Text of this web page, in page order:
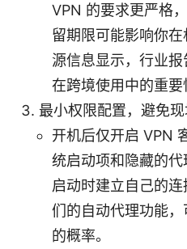
VPN 的要求更严格
留期限可能影响你
源信息显示，行业
在跨境使用中的重要
最小权限配置，避免
开机后仅开启 VPN
统启动项和隐藏的
启动时建立自己的
们的自动代理功能
的概率。